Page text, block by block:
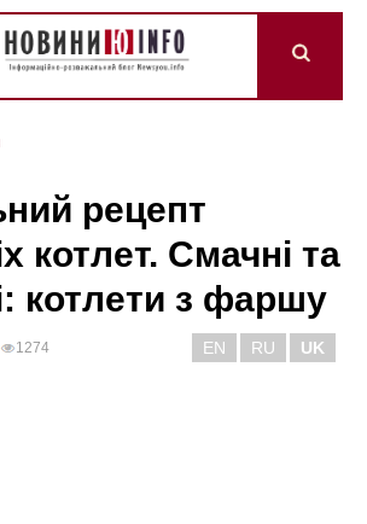
рецепт
котлет. Смачні та
котлети з фаршу
1274 EN RU UK